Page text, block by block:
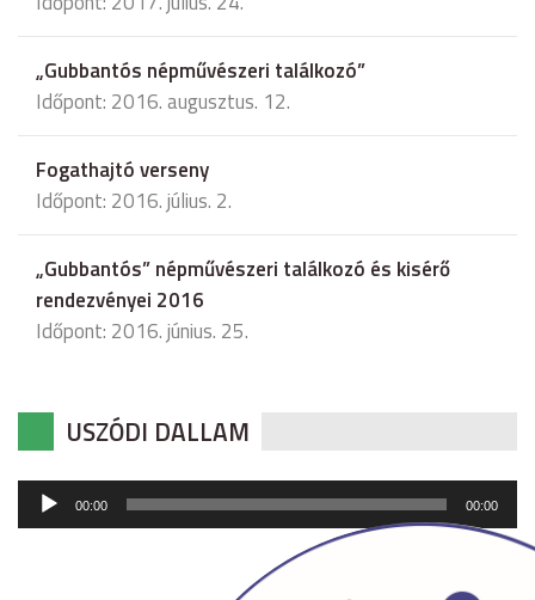
„Gubbantós népművészeri találkozó”
Időpont: 2016. augusztus. 12.
Fogathajtó verseny
Időpont: 2016. július. 2.
„Gubbantós” népművészeri találkozó és kisérő
rendezvényei 2016
Időpont: 2016. június. 25.
USZÓDI DALLAM
Audió
lejátszó
00:00 00:00